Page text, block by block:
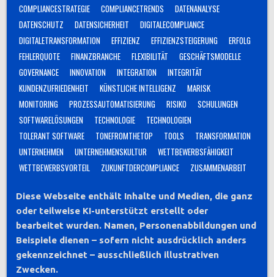
COMPLIANCESTRATEGIE
COMPLIANCETRENDS
DATENANALYSE
DATENSCHUTZ
DATENSICHERHEIT
DIGITALECOMPLIANCE
DIGITALETRANSFORMATION
EFFIZIENZ EFFIZIENZSTEIGERUNG
ERFOLG
FEHLERQUOTE
FINANZBRANCHE FLEXIBILITÄT
GESCHÄFTSMODELLE
GOVERNANCE
INNOVATION INTEGRATION
INTEGRITÄT
KUNDENZUFRIEDENHEIT
KÜNSTLICHE INTELLIGENZ
MARISK
MONITORING
PROZESSAUTOMATISIERUNG RISIKO
SCHULUNGEN
SOFTWARELÖSUNGEN
TECHNOLOGIE
TECHNOLOGIEN
TOLERANT SOFTWARE
TONEFROMTHETOP TOOLS
TRANSFORMATION
UNTERNEHMEN
UNTERNEHMENSKULTUR
WETTBEWERBSFÄHIGKEIT
WETTBEWERBSVORTEIL
ZUKUNFTDERCOMPLIANCE ZUSAMMENARBEIT
Diese Webseite enthält Inhalte und Medien, die ganz
oder teilweise KI-unterstützt erstellt oder
bearbeitet wurden. Namen, Personenabbildungen und
Beispiele dienen – sofern nicht ausdrücklich anders
gekennzeichnet – ausschließlich illustrativen
Zwecken.